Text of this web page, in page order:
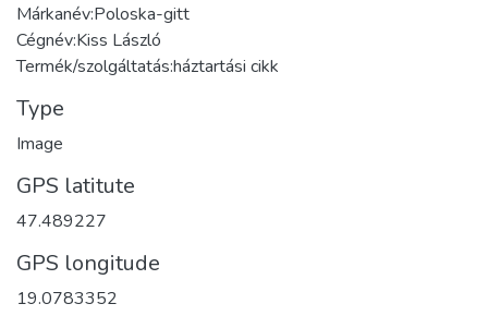
Márkanév:Poloska-gitt
Cégnév:Kiss László
Termék/szolgáltatás:háztartási cikk
Type
Image
GPS latitute
47.489227
GPS longitude
19.0783352